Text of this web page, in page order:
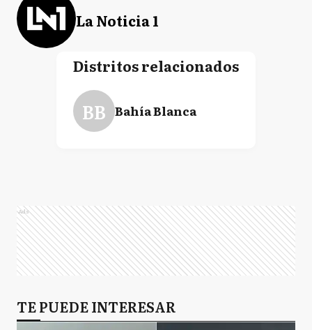
La Noticia 1
Distritos relacionados
BB Bahía Blanca
Ads
TE PUEDE INTERESAR